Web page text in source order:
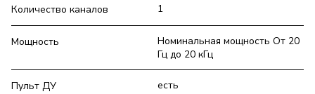
Количество каналов 1
Мощность
Номинальная мощность От 20
Гц до 20 кГц
Пульт ДУ есть